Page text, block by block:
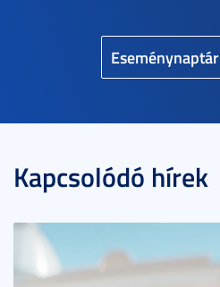
Eseménynaptár
Kapcsolódó hírek